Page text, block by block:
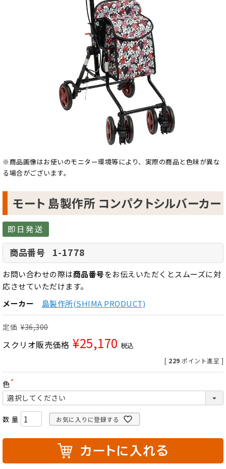
※商品画像はお使いのモニター環境等により、実際の商品と色味が異な
る場合がございます。
モート 島製作所 コンパクトシルバーカー
即日発送
商品番号 1-1778
お問い合わせの際は商品番号をお伝えいただくとスムーズに対
応させていただけます。
メーカー
島製作所(SHIMA PRODUCT)
定価 ¥36,300
スクリオ販売価格 ¥25,170 税込
[ 229 ポイント進呈 ]
色
(
必
須
)
お気に入りに登録する